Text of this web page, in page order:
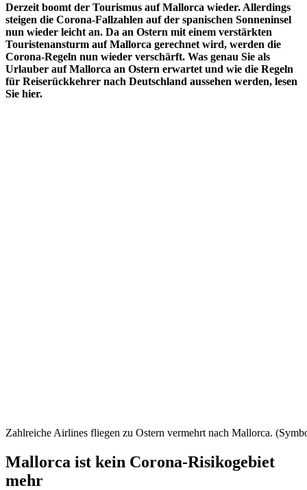
Derzeit boomt der Tourismus auf Mallorca wieder. Allerdings
steigen die Corona-Fallzahlen auf der spanischen Sonneninsel
nun wieder leicht an. Da an Ostern mit einem verstärkten
Touristenansturm auf Mallorca gerechnet wird, werden die
Corona-Regeln nun wieder verschärft. Was genau Sie als
Urlauber auf Mallorca an Ostern erwartet und wie die Regeln
für Reiserückkehrer nach Deutschland aussehen werden, lesen
Sie hier.
Zahlreiche Airlines fliegen zu Ostern vermehrt nach Mallorca.
Mallorca ist kein Corona-Risikogebiet
mehr